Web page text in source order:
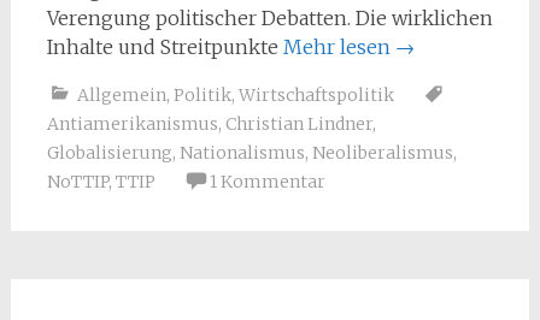
Verengung politischer Debatten. Die wirklichen
Inhalte und Streitpunkte Mehr lesen →
Allgemein, Politik, Wirtschaftspolitik
Antiamerikanismus, Christian Lindner,
Globalisierung, Nationalismus, Neoliberalismus,
NoTTIP, TTIP 1 Kommentar